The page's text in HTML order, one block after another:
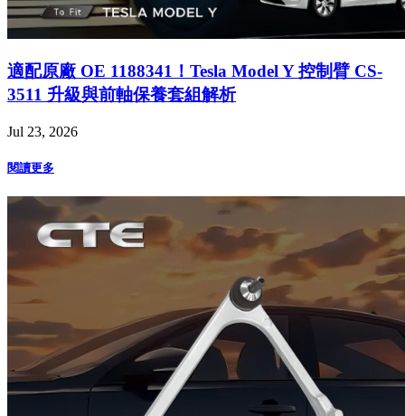
適配原廠 OE 1188341！Tesla Model Y 控制臂 CS-
3511 升級與前軸保養套組解析
Jul 23, 2026
閱讀更多